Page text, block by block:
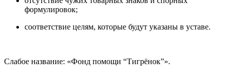
формулировок;
соответствие целям, которые будут указаны в уставе.
Слабое название: «Фонд помощи “Тигрёнок”».